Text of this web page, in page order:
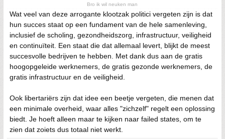
Bro ik wil neuken man
Wat veel van deze arrogante klootzak politici vergeten zijn is dat
hun succes staat op een fundament van de hele samenleving,
inclusief de scholing, gezondheidszorg, infrastructuur, veiligheid
en continuïteit. Een staat die dat allemaal levert, blijkt de meest
succesvolle bedrijven te hebben. Met dank dus aan de gratis
hoogopgeleide werknemers, de gratis gezonde werknemers, de
gratis infrastructuur en de veiligheid.
Ook libertariërs zijn dat idee een beetje vergeten, die menen dat
een minimale overheid, waar alles "zichzelf" regelt een oplossing
biedt. Je hoeft alleen maar te kijken naar failed states, om te
zien dat zoiets dus totaal niet werkt.